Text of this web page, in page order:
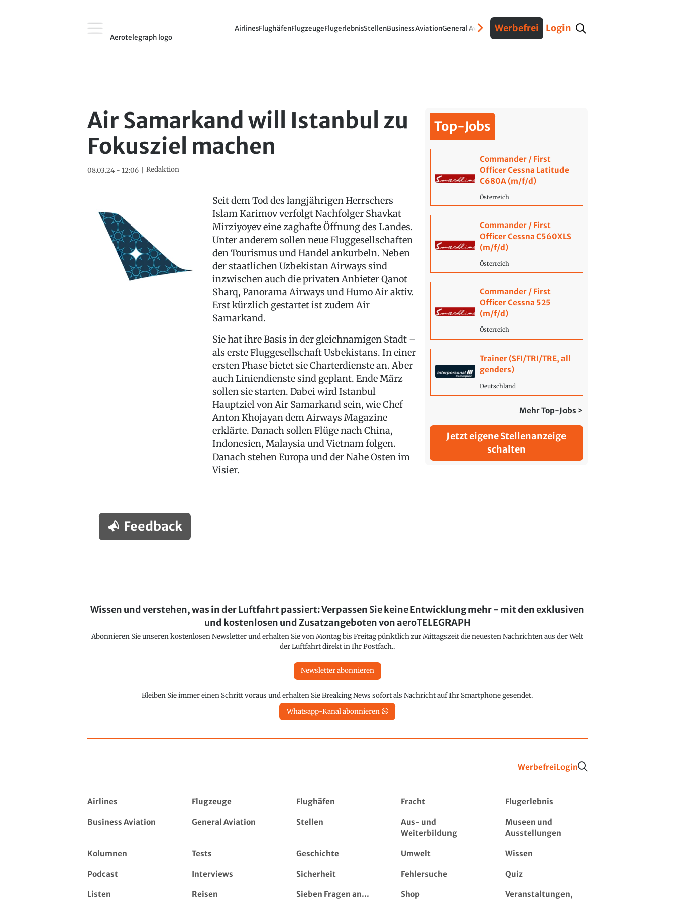
Aerotelegraph logo
AirlinesFlughäfenFlugzeugeFlugerlebnisStellenBusiness AviationGeneral AviationVerteidigungInterviews Fracht
Werbefrei Login
Air Samarkand will Istanbul zu
Fokusziel machen
08.03.24 - 12:06 Redaktion
Seit dem Tod des langjährigen Herrschers
Islam Karimov verfolgt Nachfolger Shavkat
Mirziyoyev eine zaghafte Öffnung des Landes.
Unter anderem sollen neue Fluggesellschaften
den Tourismus und Handel ankurbeln. Neben
der staatlichen Uzbekistan Airways sind
inzwischen auch die privaten Anbieter Qanot
Sharq, Panorama Airways und Humo Air aktiv.
Erst kürzlich gestartet ist zudem Air
Samarkand.
Sie hat ihre Basis in der gleichnamigen Stadt –
als erste Fluggesellschaft Usbekistans. In einer
ersten Phase bietet sie Charterdienste an. Aber
auch Liniendienste sind geplant. Ende März
sollen sie starten. Dabei wird Istanbul
Hauptziel von Air Samarkand sein, wie Chef
Anton Khojayan dem Airways Magazine
erklärte. Danach sollen Flüge nach China,
Indonesien, Malaysia und Vietnam folgen.
Danach stehen Europa und der Nahe Osten im
Visier.
Feedback
Top-Jobs
Commander / First
Officer Cessna Latitude
C680A (m/f/d)
Österreich
Commander / First
Officer Cessna C560XLS
(m/f/d)
Österreich
Commander / First
Officer Cessna 525
(m/f/d)
Österreich
Trainer (SFI/TRI/TRE, all
genders)
Deutschland
Mehr Top-Jobs >
Jetzt eigene Stellenanzeige
schalten
Wissen und verstehen, was in der Luftfahrt passiert: Verpassen Sie keine Entwicklung mehr - mit den exklusiven
und kostenlosen und Zusatzangeboten von aeroTELEGRAPH
Abonnieren Sie unseren kostenlosen Newsletter und erhalten Sie von Montag bis Freitag pünktlich zur Mittagszeit die neuesten Nachrichten aus der Welt
der Luftfahrt direkt in Ihr Postfach..
Newsletter abonnieren
Bleiben Sie immer einen Schritt voraus und erhalten Sie Breaking News sofort als Nachricht auf Ihr Smartphone gesendet.
Whatsapp-Kanal abonnieren
WerbefreiLogin
Airlines Flugzeuge Flughäfen Fracht Flugerlebnis
Business Aviation General Aviation Stellen
Aus- und
Weiterbildung
Museen und
Ausstellungen
Kolumnen Tests Geschichte Umwelt Wissen
Podcast Interviews Sicherheit Fehlersuche Quiz
Listen Reisen Sieben Fragen an... Shop Veranstaltungen,